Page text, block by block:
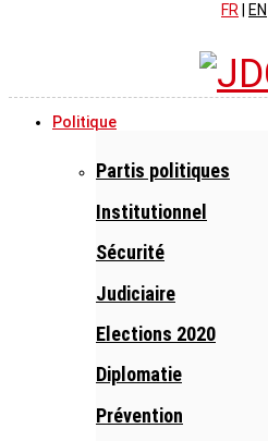
FR
EN
Politique
Partis politiques
Institutionnel
Sécurité
Judiciaire
Elections 2020
Diplomatie
Prévention